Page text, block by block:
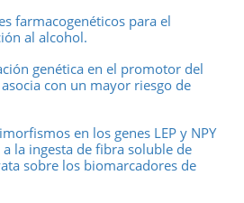
farmacogenéticos para el
al alcohol.
genética en el promotor del
con un mayor riesgo de
en los genes LEP y NPY
la ingesta de fibra soluble de
sobre los biomarcadores de